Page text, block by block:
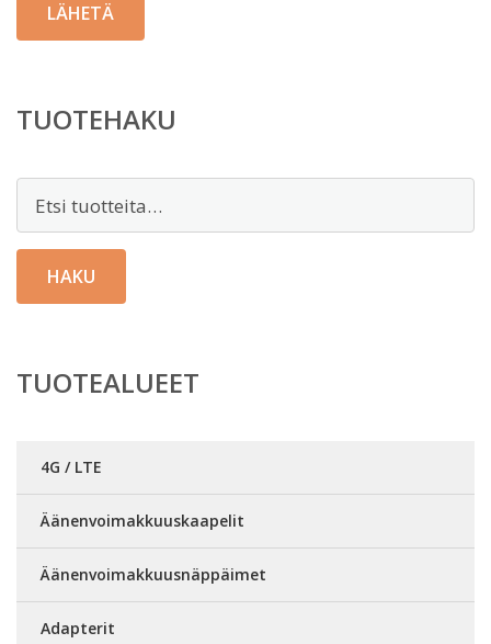
TUOTEHAKU
HAKU
TUOTEALUEET
4G / LTE
Äänenvoimakkuuskaapelit
Äänenvoimakkuusnäppäimet
Adapterit